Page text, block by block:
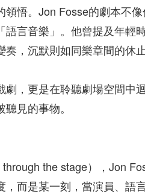
悟。Jon Fosse的劇本不
言音樂」。他曾提及年輕
，沉默則如同樂章間的休止
，更是在聆聽劇場空間中
見的事物。
the stage），Jon
而是某一刻，當演員、語言